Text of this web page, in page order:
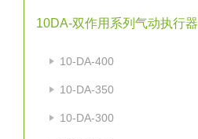
10DA-双作用系列气动执行器
10-DA-400
10-DA-350
10-DA-300